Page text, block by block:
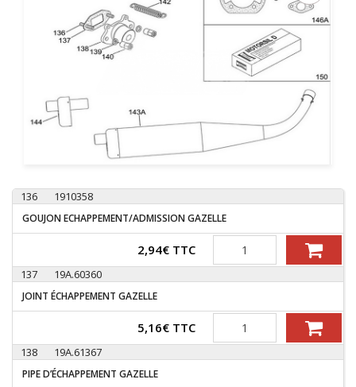
136 1910358
GOUJON ECHAPPEMENT/ADMISSION GAZELLE
2,94€ TTC Quantité
137 19A.60360
JOINT ÉCHAPPEMENT GAZELLE
5,16€ TTC Quantité
138 19A.61367
PIPE D’ÉCHAPPEMENT GAZELLE